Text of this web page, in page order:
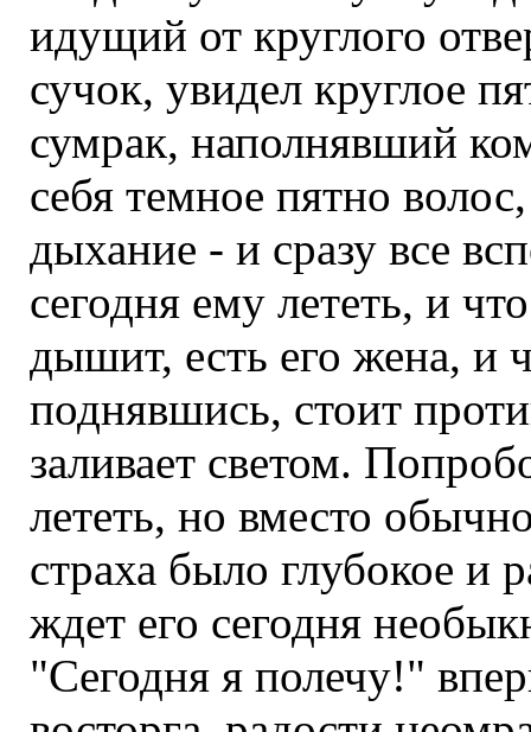
идущий от круглого
сучок, увидел круглое
сумрак, наполнявший
себя темное пятно
дыхание - и сразу все
сегодня ему лететь, и
дышит, есть его жена, и
поднявшись, стоит
заливает светом.
лететь, но вместо
страха было глубокое и
ждет его сегодня
"Сегодня я полечу!"